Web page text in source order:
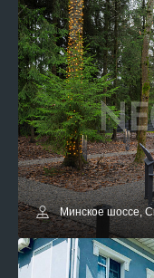
Минское шоссе,